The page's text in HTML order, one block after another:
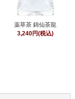
薬草茶 錦仙茶龍
3,240円(税込)